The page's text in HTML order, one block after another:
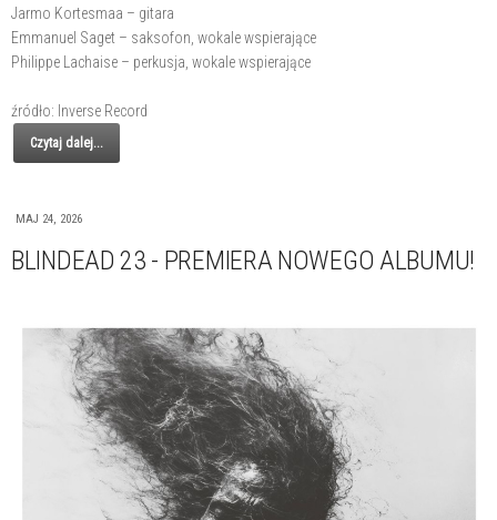
Jarmo Kortesmaa – gitara
Emmanuel Saget – saksofon, wokale wspierające
Philippe Lachaise – perkusja, wokale wspierające
źródło: Inverse Record
Czytaj dalej...
MAJ 24, 2026
BLINDEAD 23 - PREMIERA NOWEGO ALBUMU!